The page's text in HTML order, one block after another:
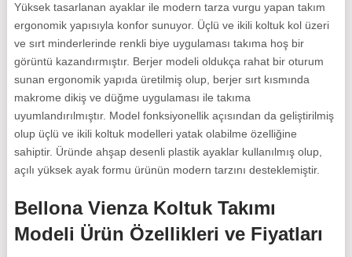
Yüksek tasarlanan ayaklar ile modern tarza vurgu yapan takım
ergonomik yapısıyla konfor sunuyor. Üçlü ve ikili koltuk kol üzeri
ve sırt minderlerinde renkli biye uygulaması takıma hoş bir
görüntü kazandırmıştır. Berjer modeli oldukça rahat bir oturum
sunan ergonomik yapıda üretilmiş olup, berjer sırt kısmında
makrome dikiş ve düğme uygulaması ile takıma
uyumlandırılmıştır. Model fonksiyonellik açısından da geliştirilmiş
olup üçlü ve ikili koltuk modelleri yatak olabilme özelliğine
sahiptir. Üründe ahşap desenli plastik ayaklar kullanılmış olup,
açılı yüksek ayak formu ürünün modern tarzını desteklemiştir.
Bellona Vienza Koltuk Takımı
Modeli Ürün Özellikleri ve Fiyatları